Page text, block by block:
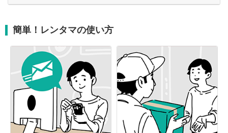
簡単！レンタマの使い方